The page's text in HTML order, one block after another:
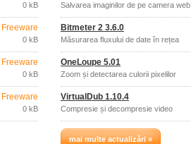
0 kB
Freeware
0 kB
Freeware
0 kB
Freeware
0 kB
Salvarea imaginilor de pe camera web
Bitmeter 2 3.6.0
Măsurarea fluxului de date în rețea
OneLoupe 5.01
Zoom și detectarea culorii pixelilor
VirtualDub 1.10.4
Compresie și decompresie video
mai multe actualizări »